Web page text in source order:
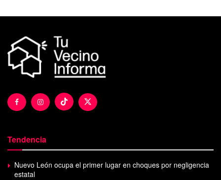
Tendencia
Nuevo León ocupa el primer lugar en choques por negligencia
estatal